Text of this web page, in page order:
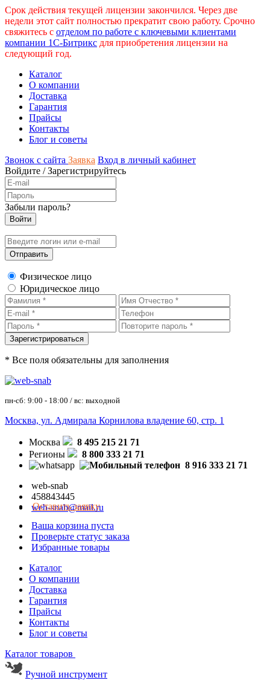
Срок действия текущей лицензии закончился. Через две
недели этот сайт полностью прекратит свою работу. Срочно
свяжитесь с отделом по работе с ключевыми клиентами
компании 1С-Битрикс для приобретения лицензии на
следующий год.
Каталог
О компании
Доставка
Гарантия
Прайсы
Контакты
Блог и советы
Звонок с сайта Заявка Вход в личный кабинет
Войдите /Зарегистрируйтесь
Забыли пароль?
Физическое лицо
Юридическое лицо
* Все поля обязательны для заполнения
пн-сб: 9:00 - 18:00 / вс: выходной
Москва, ул. Адмирала Корнилова владение 60, стр. 1
Москва
8 495 215 21 71
Регионы
8 800 333 21 71
8 916 333 21 71
web-snab
458843445
web-snab@mail.ru
Оставить заявку
Ваша корзина пуста
Проверьте статус заказа
Избранные товары
Каталог
О компании
Доставка
Гарантия
Прайсы
Контакты
Блог и советы
Каталог товаров
Ручной инструмент